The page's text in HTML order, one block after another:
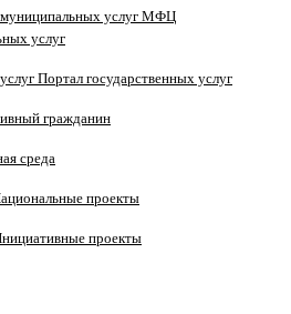
МФЦ
услуг
Портал государственных услуг
гражданин
среда
проекты
проекты